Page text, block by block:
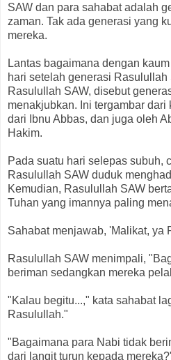
SAW dan para sahabat adalah
zaman. Tak ada generasi yang
mereka.
Lantas bagaimana dengan
hari setelah generasi Rasulullah
Rasulullah SAW, disebut
menakjubkan. Ini tergambar
dari Ibnu Abbas, dan juga oleh
Hakim.
Pada suatu hari selepas subuh,
Rasulullah SAW duduk
Kemudian, Rasulullah SAW
Tuhan yang imannya paling
Sahabat menjawab, 'Malikat, ya
Rasulullah SAW menimpali,
beriman sedangkan mereka
"Kalau begitu...," kata sahabat
Rasulullah."
"Bagaimana para Nabi tidak
dari langit turun kepada